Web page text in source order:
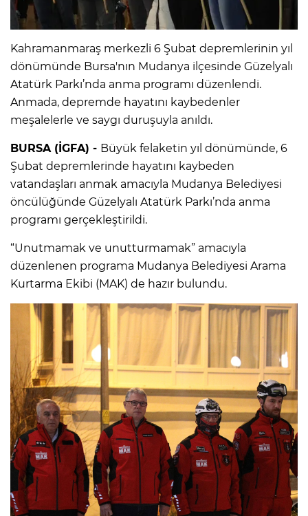
Kahramanmaraş merkezli 6 Şubat depremlerinin yıl
dönümünde Bursa'nın Mudanya ilçesinde Güzelyalı
Atatürk Parkı’nda anma programı düzenlendi.
Anmada, depremde hayatını kaybedenler
meşalelerle ve saygı duruşuyla anıldı.
BURSA (İGFA) - Büyük felaketin yıl dönümünde, 6
Şubat depremlerinde hayatını kaybeden
vatandaşları anmak amacıyla Mudanya Belediyesi
öncülüğünde Güzelyalı Atatürk Parkı’nda anma
programı gerçekleştirildi.
“Unutmamak ve unutturmamak” amacıyla
düzenlenen programa Mudanya Belediyesi Arama
Kurtarma Ekibi (MAK) de hazır bulundu.